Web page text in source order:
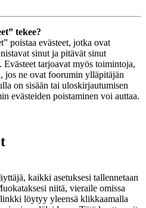
tekee?
poistaa evästeet, jotka ovat
sinut ja pitävät sinut
tarjoavat myös toimintoja,
jos ne ovat foorumin ylläpitäjän
on sisään tai uloskirjautumisen
evästeiden poistaminen voi auttaa.
kaikki asetuksesi tallennetaan
niitä, vieraile omissa
löytyy yleensä klikkaamalla